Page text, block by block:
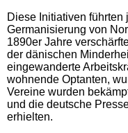
Diese Initiativen
Germanisierung von
1890er Jahre
der dänischen
eingewanderte
wohnende Optanten,
Vereine wurden
und die deutsche
erhielten.